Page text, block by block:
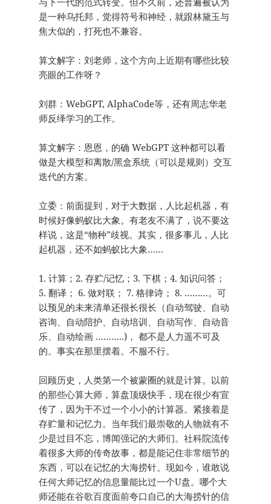
是一种乌托邦，觉得符号和神经，就跟林黛玉与
焦大似的，打死也不兼容。
算文解字：刘老师，这个方向上近期有哪些比较
亮眼的工作呀？
刘群：WebGPT, AlphaCode等，还有周志华老
师反绎学习的工作。
算文解字：恩恩，的确 WebGPT 这种都可以看
做是大模型和离散/黑盒系统（可以是规则）交互
迭代的方案。
立委：前面提到，对于大数据，人比起机器，有
时候好像蚂蚁比大象。有老友不满了，说不要这
样说，这是“物种”歧视。其实，很多事儿，人比
起机器，还不如蚂蚁比大象……
1. 计算；2. 存贮/记忆；3. 下棋；4. 知识问答；
5. 翻译； 6. 做对联； 7. 格律诗； 8. ………。可
以预见的未来清单还很长很长（自动驾驶、自动
咨询、自动陪护、自动培训、自动写作、自动音
乐、自动绘画 ………..)， 都不是人力遥不可及
的。事实在那里摆着。不服不行。
回顾历史，人类第一个被蒙圈的就是计算。以前
的那些心算大师，算盘顶级快手，现在很少有宣
传了，因为干不过一个小小的计算器。紧接着是
存贮量和记忆力。当年我们最崇敬的人物就有不
少是过目不忘，博闻强记的大师们。社科院流传
着很多大师的传奇故事，都是能记住非常细节的
东西，可以在记忆的大海捞针。现如今，谁敢说
任何大师记忆的信息量能比过一个U盘。哪个大
师还能在谷歌百度面前夸口自己的大海捞针的信